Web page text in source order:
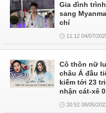
Gia đình
sang
chí
11:12 04/07/
Cô thôn nữ
châu Á đầu
kiếm tới 23
nhận cát-xê
20:52 08/05/